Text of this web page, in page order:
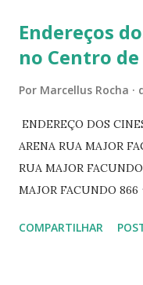
Endereços
no Centro
Por Marcellus Rocha
ENDEREÇO DOS
ARENA RUA MAJOR
RUA MAJOR
MAJOR FACUNDO 866
PEIXOTO 1307 ☆CINE
COMPARTILHAR